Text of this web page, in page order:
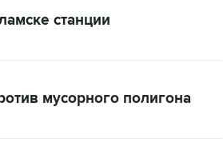
станции
мусорного полигона